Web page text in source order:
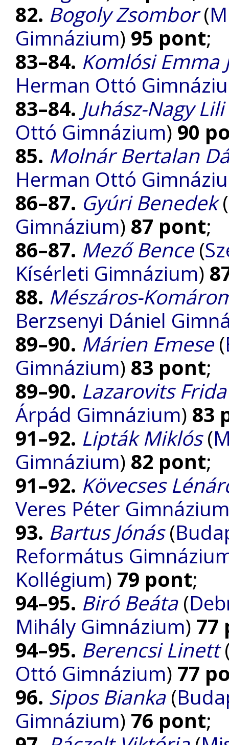
82. Bogoly Zsombor(
Gimnázium) 95 pont;
83–84. Komlósi Emma
Herman Ottó
83–84. Juhász-Nagy Lili
Ottó Gimnázium) 90
85. Molnár Bertalan
Herman Ottó
86–87. Gyúri Benedek(
Gimnázium) 87 pont;
86–87. Mező Bence(
Kísérleti Gimnázium)
88. Mészáros-
Berzsenyi Dániel
89–90. Márien Emese(
Gimnázium) 83 pont;
89–90. Lazarovits Frida
Árpád Gimnázium) 83
91–92. Lipták Miklós(
Gimnázium) 82 pont;
91–92. Kövecses
Veres Péter Gimnázium
93. Bartus Jónás(
Református
Kollégium) 79 pont;
94–95. Biró Beáta (
Mihály Gimnázium) 77
94–95. Berencsi Linett
Ottó Gimnázium) 77
96. Sipos Bianka(
Gimnázium) 76 pont;